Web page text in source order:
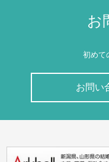
お
初めて
お問い